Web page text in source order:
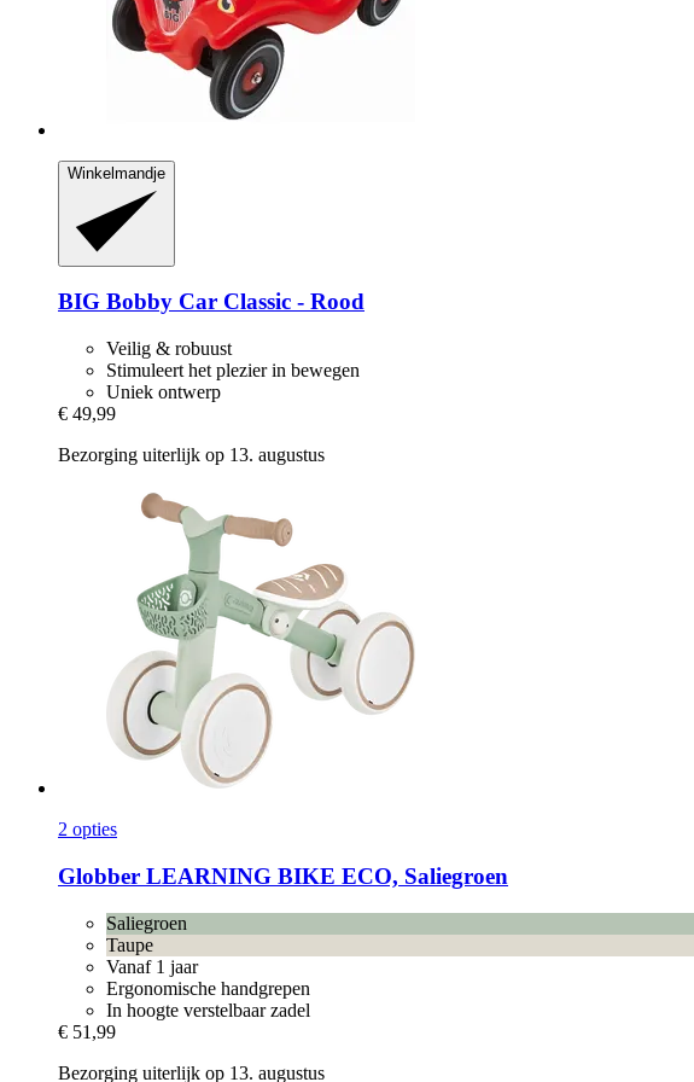
Winkelmandje
BIG Bobby Car Classic -​ Rood
Veilig & robuust
Stimuleert het plezier in bewegen
Uniek ontwerp
€ 49,99
Bezorging uiterlijk op 13. augustus
2 opties
Globber LEARNING BIKE ECO, Saliegroen
Saliegroen
Taupe
Vanaf 1 jaar
Ergonomische handgrepen
In hoogte verstelbaar zadel
€ 51,99
Bezorging uiterlijk op 13. augustus